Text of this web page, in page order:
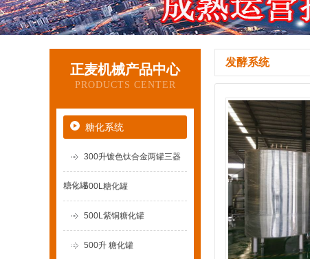
正麦机械产品中心
PRODUCTS CENTER
糖化系统
300升镀色钛合金两罐三器
糖化罐500L糖化罐
500L紫铜糖化罐
500升 糖化罐
发酵系统